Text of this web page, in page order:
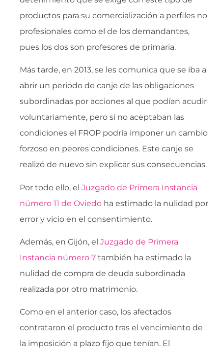
productos para su comercialización a perfiles no
profesionales como el de los demandantes,
pues los dos son profesores de primaria.
Más tarde, en 2013, se les comunica que se iba a
abrir un periodo de canje de las obligaciones
subordinadas por acciones al que podían acudir
voluntariamente, pero si no aceptaban las
condiciones el FROP podría imponer un cambio
forzoso en peores condiciones. Este canje se
realizó de nuevo sin explicar sus consecuencias.
Por todo ello, el Juzgado de Primera Instancia
número 11 de Oviedo ha estimado la nulidad por
error y vicio en el consentimiento.
Además, en Gijón, el Juzgado de Primera
Instancia número 7 también ha estimado la
nulidad de compra de deuda subordinada
realizada por otro matrimonio.
Como en el anterior caso, los afectados
contrataron el producto tras el vencimiento de
la imposición a plazo fijo que tenían. El